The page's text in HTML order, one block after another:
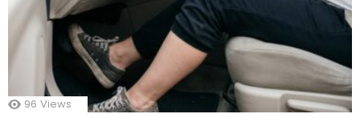
96 Views